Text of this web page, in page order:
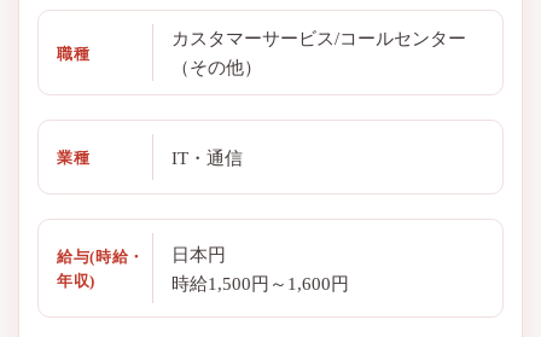
職種
カスタマーサービス/コールセンター
（その他）
業種 IT・通信
給与(時給・
年収)
日本円
時給1,500円～1,600円